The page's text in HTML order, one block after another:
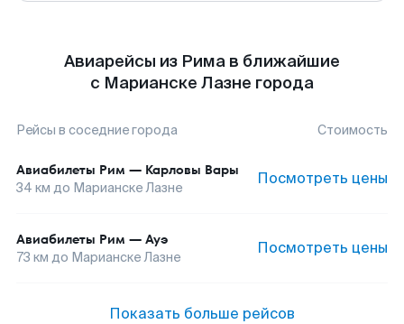
Авиарейсы из Рима в ближайшие
с Марианске Лазне города
Рейсы в соседние города Стоимость
Авиабилеты Рим — Карловы Вары
34 км до Марианске Лазне Посмотреть цены
Авиабилеты Рим — Ауэ
73 км до Марианске Лазне Посмотреть цены
Показать больше рейсов